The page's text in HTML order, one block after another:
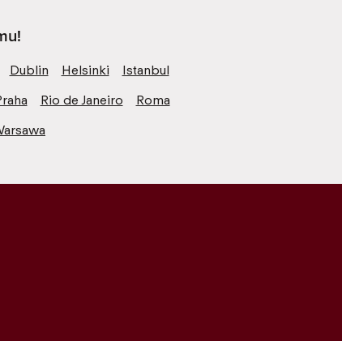
Dublin Helsinki
Istanbul
Rio de Janeiro
Roma